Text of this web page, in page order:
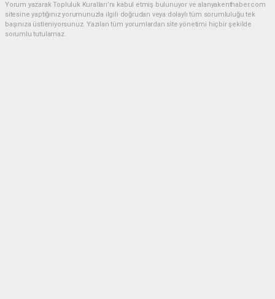
Yorum yazarak Topluluk Kuralları’nı kabul etmiş bulunuyor ve alanyakenthaber.com
sitesine yaptığınız yorumunuzla ilgili doğrudan veya dolaylı tüm sorumluluğu tek
başınıza üstleniyorsunuz. Yazılan tüm yorumlardan site yönetimi hiçbir şekilde
sorumlu tutulamaz.